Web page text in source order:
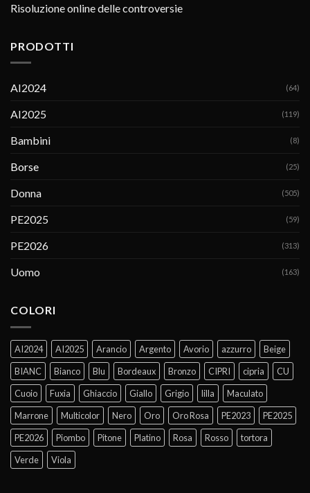
Risoluzione online delle controversie
PRODOTTI
AI2024 (64)
AI2025 (119)
Bambini (8)
Borse (25)
Donna (505)
PE2025 (59)
PE2026 (313)
Uomo (163)
COLORI
AI2024 AI2025 Arancio Argento Avorio azzurro
Beige
BIANC
Bianco Blu Bordeaux Bronzo CIPRI cipria
CU
Cuoio
Fuxia Ghiaccio Giallo Grigio lilla
Maculato
Marrone
Multicolor Nero Oro Oro Rosa PE2023
PE2025
PE2026
Piombo Pitone Platino Rosa Rosso
tortora
Verde
Viola